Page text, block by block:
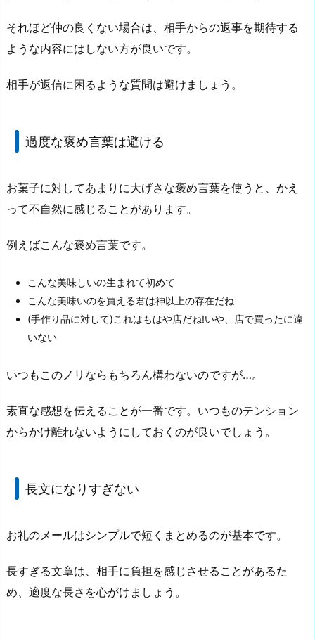
それほど仲の良くない場合は、相手からの返事を期待する
ような内容にはしない方が良いです。
相手が返信に困るような質問は避けましょう。
過度な褒め言葉は避ける
お菓子に対してあまりに大げさな褒め言葉を使うと、かえ
って不自然に感じることがあります。
例えばこんな褒め言葉です。
こんな美味しいの生まれて初めて
こんな美味いのを買える君は神以上の存在だね
(手作り品に対して)これはもはや店だね!いや、店で買ったに違
いない
いつもこのノリならもちろん構わないのですが…。
素直な感想を伝えることが一番です。いつものテンション
からかけ離れないようにしておくのが良いでしょう。
長文になりすぎない
お礼のメールはシンプルで短くまとめるのが基本です。
長すぎる文章は、相手に負担を感じさせることがあるた
め、適度な長さを心がけましょう。